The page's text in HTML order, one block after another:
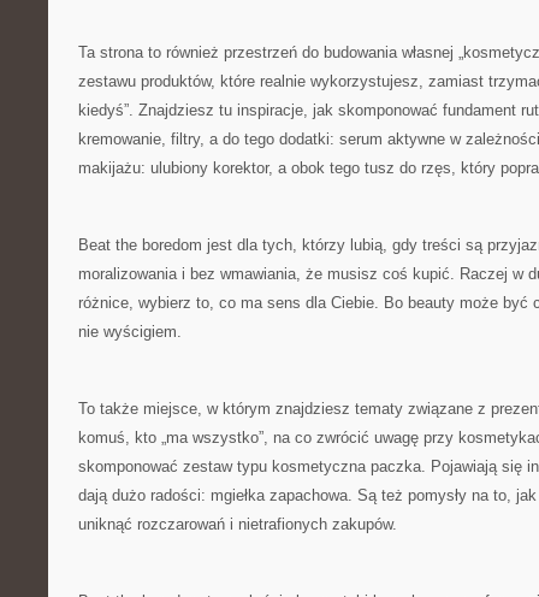
Ta strona to również przestrzeń do budowania własnej
zestawu produktów, które realnie wykorzystujesz, zamiast
kiedyś”. Znajdziesz tu inspiracje, jak skomponować fundament
kremowanie, filtry, a do tego dodatki: serum aktywne w
makijażu: ulubiony korektor, a obok tego tusz do rzęs, który
Beat the boredom jest dla tych, którzy lubią, gdy treści są
moralizowania i bez wmawiania, że musisz coś kupić. Raczej w
różnice, wybierz to, co ma sens dla Ciebie. Bo beauty może być
nie wyścigiem.
To także miejsce, w którym znajdziesz tematy związane z
komuś, kto „ma wszystko”, na co zwrócić uwagę przy
skomponować zestaw typu kosmetyczna paczka. Pojawiają się
dają dużo radości: mgiełka zapachowa. Są też pomysły na to,
uniknąć rozczarowań i nietrafionych zakupów.